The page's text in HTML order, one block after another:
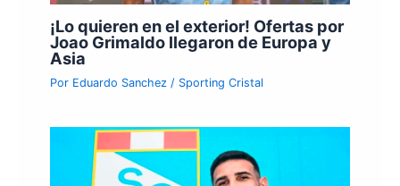
¡Lo quieren en el exterior! Ofertas por
Joao Grimaldo llegaron de Europa y
Asia
Por Eduardo Sanchez / Sporting Cristal